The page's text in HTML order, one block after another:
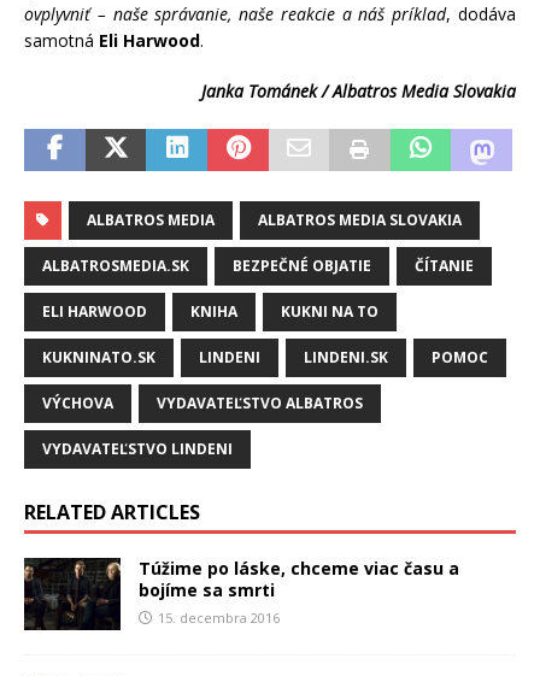
ovplyvniť – naše správanie, naše reakcie a náš príklad, dodáva
samotná Eli Harwood.
Janka Tománek / Albatros Media Slovakia
ALBATROS MEDIA ALBATROS MEDIA SLOVAKIA
ALBATROSMEDIA.SK BEZPEČNÉ OBJATIE ČÍTANIE
ELI HARWOOD KNIHA KUKNI NA TO
KUKNINATO.SK LINDENI LINDENI.SK POMOC
VÝCHOVA VYDAVATEĽSTVO ALBATROS
VYDAVATEĽSTVO LINDENI
RELATED ARTICLES
Túžime po láske, chceme viac času a
bojíme sa smrti
15. decembra 2016